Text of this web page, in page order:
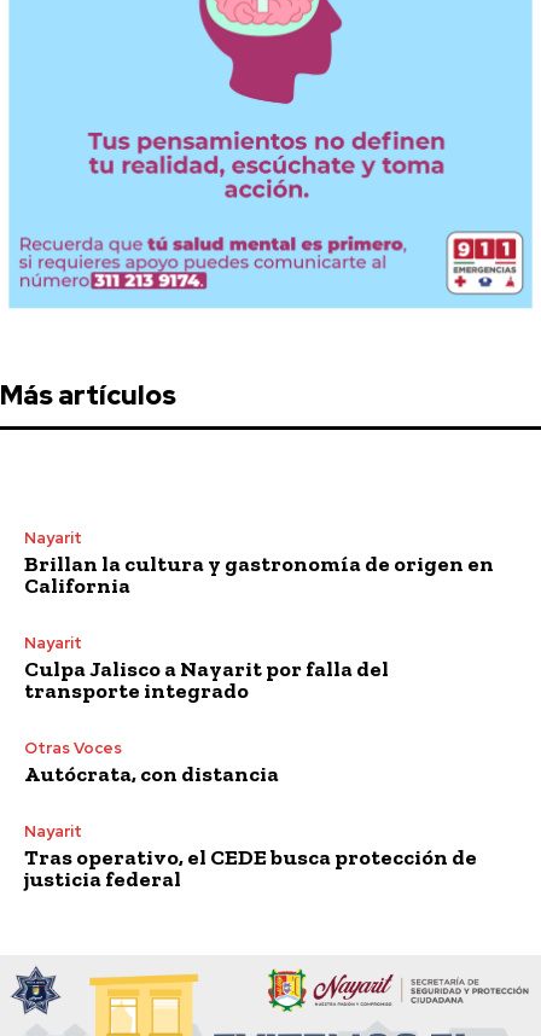
Más artículos
Nayarit
Brillan la cultura y gastronomía de origen en
California
Nayarit
Culpa Jalisco a Nayarit por falla del
transporte integrado
Otras Voces
Autócrata, con distancia
Nayarit
Tras operativo, el CEDE busca protección de
justicia federal